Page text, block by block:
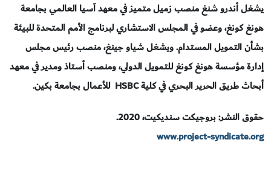
يشغل أندرو شنغ منصب زميل متميز في معهد آسيا العالمي بجامعة
هونغ كونغ، وعضو في المجلس الاستشاري لبرنامج الأمم المتحدة للبيئة
بشأن التمويل المستدام.ويشغل شياو جينغ، منصب رئيس مجلس
إدارة مؤسسة هونغ كونغ للتمويل الدولي، ومنصب أستاذ ومدير في معهد
أبحاث طريق الحرير البحري في كليةHSBC للأعمال بجامعة بكين.
حقوق النشر: بروجيكت سنديكيت، 2020.
www.project-syndicate.org